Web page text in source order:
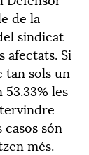
de la
sindicat
afectats. Si
tan sols un
les
són
més.